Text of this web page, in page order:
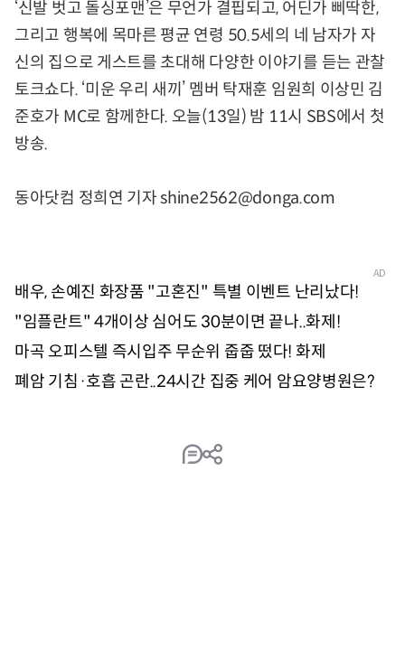
‘신발 벗고 돌싱포맨’은 무언가 결핍되고, 어딘가 삐딱한,
그리고 행복에 목마른 평균 연령 50.5세의 네 남자가 자
신의 집으로 게스트를 초대해 다양한 이야기를 듣는 관찰
토크쇼다. ‘미운 우리 새끼’ 멤버 탁재훈 임원희 이상민 김
준호가 MC로 함께한다. 오늘(13일) 밤 11시 SBS에서 첫
방송.
동아닷컴 정희연 기자 shine2562@donga.com